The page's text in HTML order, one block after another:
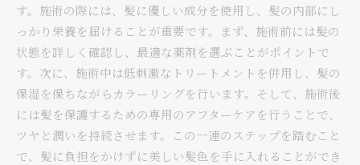
髪質改善カラーで始めるエコライフ
環境と髪に優しいカラー選びの基準
サスティナブルな美髪を目指すライフスタイル
髪質改善カラーと共に歩む未来の自分
髪質改善カラーで実現する豊かなヘアライフ
す。施術の際には、髪に優しい成分を使用し、髪の内部にし
っかり栄養を届けることが重要です。まず、施術前には髪の
状態を詳しく確認し、最適な薬剤を選ぶことがポイントで
す。次に、施術中は低刺激なトリートメントを併用し、髪の
保湿を保ちながらカラーリングを行います。そして、施術後
には髪を保護するための専用のアフターケアを行うことで、
ツヤと潤いを持続させます。この一連のステップを踏むこと
で、髪に負担をかけずに美しい髪色を手に入れることができ